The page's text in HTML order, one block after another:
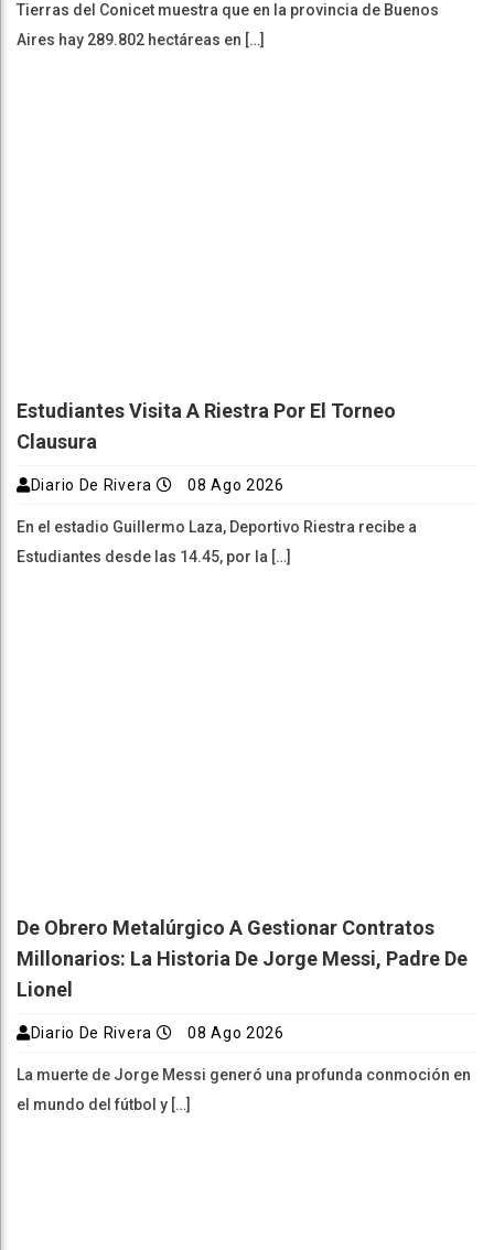
Tierras del Conicet muestra que en la provincia de Buenos
Aires hay 289.802 hectáreas en […]
Estudiantes Visita A Riestra Por El Torneo
Clausura
Diario De Rivera 08 Ago 2026
En el estadio Guillermo Laza, Deportivo Riestra recibe a
Estudiantes desde las 14.45, por la […]
De Obrero Metalúrgico A Gestionar Contratos
Millonarios: La Historia De Jorge Messi, Padre De
Lionel
Diario De Rivera 08 Ago 2026
La muerte de Jorge Messi generó una profunda conmoción en
el mundo del fútbol y […]